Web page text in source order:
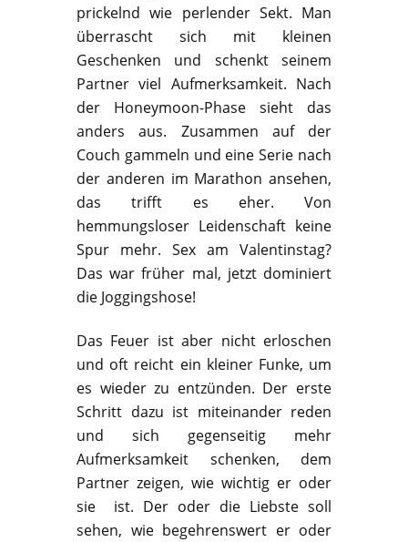
prickelnd wie perlender Sekt. Man
überrascht sich mit kleinen
Geschenken und schenkt seinem
Partner viel Aufmerksamkeit. Nach
der Honeymoon-Phase sieht das
anders aus. Zusammen auf der
Couch gammeln und eine Serie nach
der anderen im Marathon ansehen,
das trifft es eher. Von
hemmungsloser Leidenschaft keine
Spur mehr. Sex am Valentinstag?
Das war früher mal, jetzt dominiert
die Joggingshose!
Das Feuer ist aber nicht erloschen
und oft reicht ein kleiner Funke, um
es wieder zu entzünden. Der erste
Schritt dazu ist miteinander reden
und sich gegenseitig mehr
Aufmerksamkeit schenken, dem
Partner zeigen, wie wichtig er oder
sie ist. Der oder die Liebste soll
sehen, wie begehrenswert er oder